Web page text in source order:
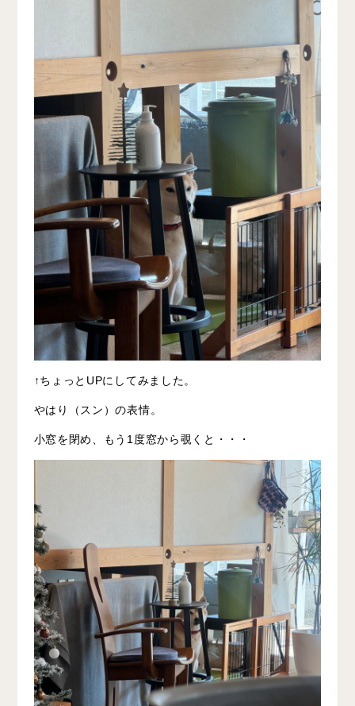
↑ちょっとUPにしてみました。
やはり（スン）の表情。
小窓を閉め、もう1度窓から覗くと・・・